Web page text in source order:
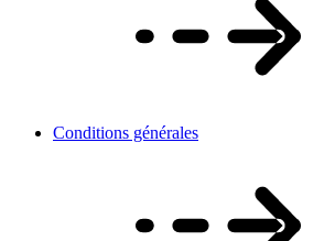
Conditions générales